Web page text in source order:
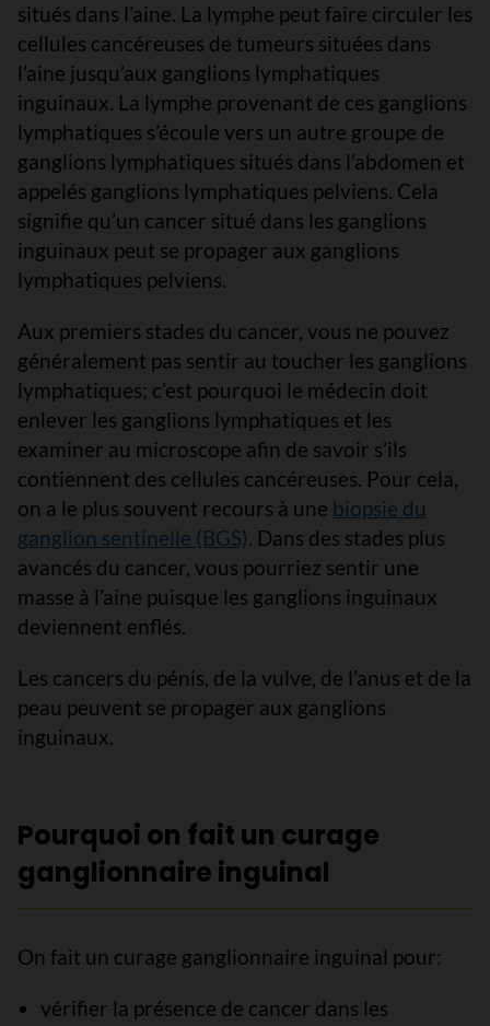
situés dans l’aine. La lymphe peut faire circuler les
cellules cancéreuses de tumeurs situées dans
l’aine jusqu’aux ganglions lymphatiques
inguinaux. La lymphe provenant de ces ganglions
lymphatiques s’écoule vers un autre groupe de
ganglions lymphatiques situés dans l’abdomen et
appelés ganglions lymphatiques pelviens. Cela
signifie qu’un cancer situé dans les ganglions
inguinaux peut se propager aux ganglions
lymphatiques pelviens.
Aux premiers stades du cancer, vous ne pouvez
généralement pas sentir au toucher les ganglions
lymphatiques; c’est pourquoi le médecin doit
enlever les ganglions lymphatiques et les
examiner au microscope afin de savoir s’ils
contiennent des cellules cancéreuses. Pour cela,
on a le plus souvent recours à une biopsie du
ganglion sentinelle (BGS). Dans des stades plus
avancés du cancer, vous pourriez sentir une
masse à l’aine puisque les ganglions inguinaux
deviennent enflés.
Les cancers du pénis, de la vulve, de l’anus et de la
peau peuvent se propager aux ganglions
inguinaux.
Pourquoi on fait un curage
ganglionnaire inguinal
On fait un curage ganglionnaire inguinal pour:
vérifier la présence de cancer dans les